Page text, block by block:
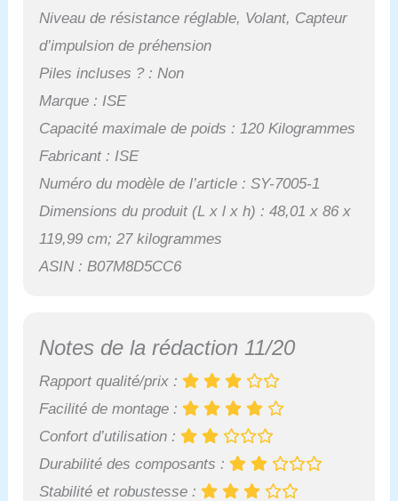
Niveau de résistance réglable, Volant, Capteur
d’impulsion de préhension
Piles incluses ? : Non
Marque : ISE
Capacité maximale de poids : 120 Kilogrammes
Fabricant : ISE
Numéro du modèle de l’article : SY-7005-1
Dimensions du produit (L x l x h) : 48,01 x 86 x
119,99 cm; 27 kilogrammes
ASIN : B07M8D5CC6
Notes de la rédaction 11/20
Rapport qualité/prix :
Facilité de montage :
Confort d’utilisation :
Durabilité des composants :
Stabilité et robustesse :